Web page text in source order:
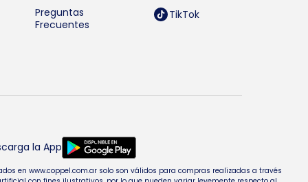
Preguntas
Frecuentes
TikTok
la App
en www.coppel.com.ar solo son válidos para compras realizadas a través